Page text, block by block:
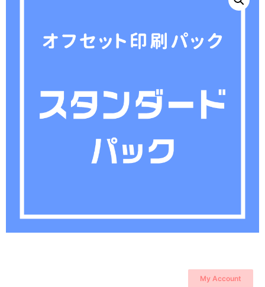
My Account